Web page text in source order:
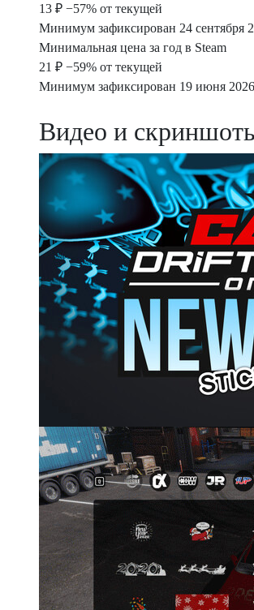
13 ₽ −57% от текущей
Минимум зафиксирован 24 сентября
Минимальная цена за год в Steam
21 ₽ −59% от текущей
Минимум зафиксирован 19 июня 2026
Видео и